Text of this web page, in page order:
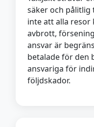
säker och pålitlig
inte att alla
avbrott,
ansvar är
betalade för den
ansvariga för
följdskador.